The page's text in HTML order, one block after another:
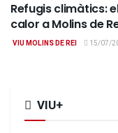
Refugis climàtics:
calor a Molins de
VIU MOLINS DE REI 15/07/
VIU+